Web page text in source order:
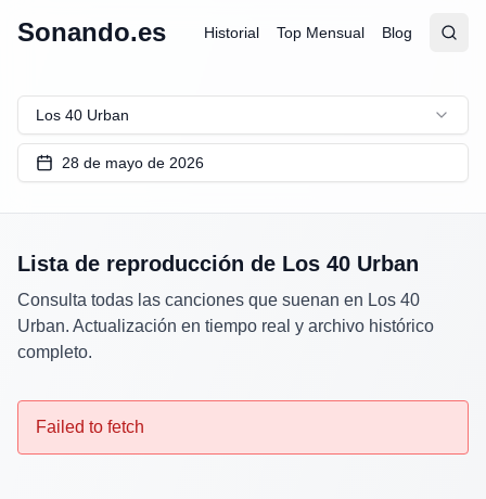
Sonando.es Historial Top Mensual Blog
Abrir
Los 40 Urban
28 de mayo de 2026
Lista de reproducción de Los 40 Urban
Consulta todas las canciones que suenan en Los 40
Urban. Actualización en tiempo real y archivo histórico
completo.
Failed to fetch